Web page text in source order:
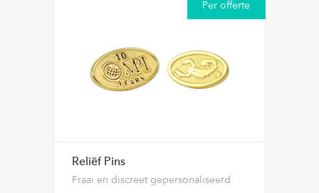
Per offerte
Reliëf Pins
Fraai en discreet gepersonaliseerd